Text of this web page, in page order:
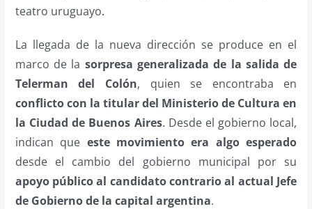
teatro uruguayo.
La llegada de la nueva dirección se produce en el
marco de la sorpresa generalizada de la salida de
Telerman del Colón, quien se encontraba en
conflicto con la titular del Ministerio de Cultura en
la Ciudad de Buenos Aires. Desde el gobierno local,
indican que este movimiento era algo esperado
desde el cambio del gobierno municipal por su
apoyo público al candidato contrario al actual Jefe
de Gobierno de la capital argentina.